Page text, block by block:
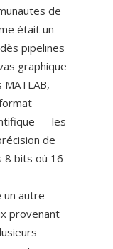
de
était un
pipelines
graphique
— les
de
8 bits où 16
un autre
provenant